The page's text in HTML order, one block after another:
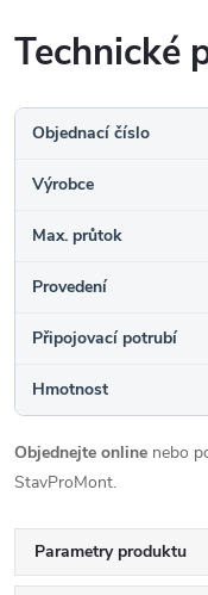
Technické
Objednací číslo
Výrobce
Max. průtok
Provedení
Připojovací potrubí
Hmotnost
Objednejte online nebo
StavProMont.
Parametry produktu